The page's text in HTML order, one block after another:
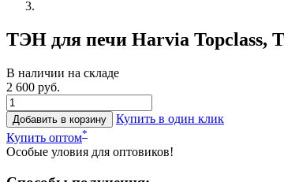
ТЭН для печи Harvia Topclass,
В наличии на складе
2 600 руб.
Добавить в корзину
Купить в один клик
Купить оптом*
Особые уловия для оптовиков!